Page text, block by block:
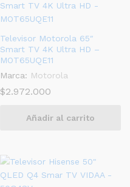
Televisor Motorola 65″
Smart TV 4K Ultra HD –
MOT65UQE11
Marca: Motorola
$2.972.000
Añadir al carrito